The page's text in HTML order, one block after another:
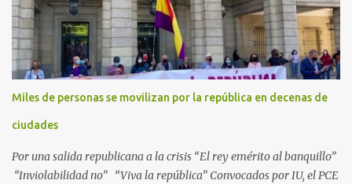
conclusiones cómo la empresa pública Defex pagó comisiones
ilegales a diversas autoridades del régimen árabe entre 2005 y
2014, para obtener a cambio la materialización de los contratos. El
Ministerio Público lleva a cabo esta acusación en una de las piezas
separadas del llamado 'caso Defex', que investiga once ventas
ejecutadas en este periodo, y atribuye a José Ignacio Encinas
Charro, presidente de la compañía pública hasta 2013, los
Miles de personas se movilizan por la república en decenas de
ciudades
Por una salida republicana a la crisis “El rey emérito al banquillo”
“Inviolabilidad no” “Viva la república” Convocados por IU, el PCE